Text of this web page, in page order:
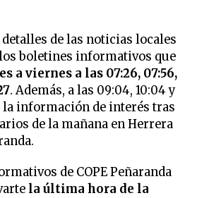
de las noticias locales
boletines informativos que
a viernes a las 07:26, 07:56,
. Además, a las 09:04, 10:04 y
la información de interés tras
de la mañana en Herrera
de COPE Peñaranda
la última hora de la